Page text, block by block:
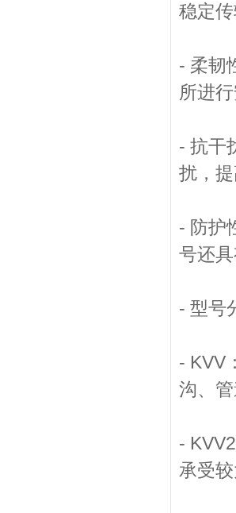
稳定
- 柔韧
所进
- 抗干
扰，
- 防护
号还
- 型号
- KVV
沟、
-
承受